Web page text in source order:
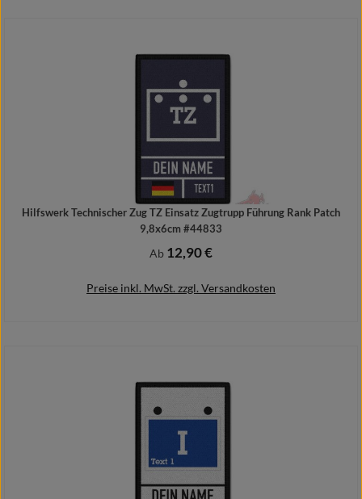
Hilfswerk Technischer Zug TZ Einsatz Zugtrupp Führung Rank Patch
9,8x6cm #44833
Regulärer Preis:
Ab 12,90 €
Preise inkl. MwSt. zzgl. Versandkosten